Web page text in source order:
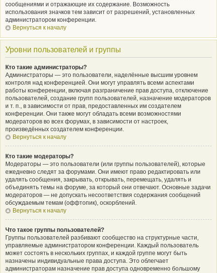
сообщениями и отражающие их содержание. Возможность
использования значков тем зависит от разрешений, установленных
администратором конференции.
Вернуться к началу
Уровни пользователей и группы
Кто такие администраторы?
Администраторы — это пользователи, наделённые высшим уровнем
контроля над конференцией. Они могут управлять всеми аспектами
работы конференции, включая разграничение прав доступа, отключение
пользователей, создание групп пользователей, назначение модераторов
и т. п., в зависимости от прав, предоставленных им создателем
конференции. Они также могут обладать всеми возможностями
модераторов во всех форумах, в зависимости от настроек,
произведённых создателем конференции.
Вернуться к началу
Кто такие модераторы?
Модераторы — это пользователи (или группы пользователей), которые
ежедневно следят за форумами. Они имеют право редактировать или
удалять сообщения, закрывать, открывать, перемещать, удалять и
объединять темы на форуме, за который они отвечают. Основные задачи
модераторов — не допускать несоответствия содержания сообщений
обсуждаемым темам (оффтопик), оскорблений.
Вернуться к началу
Что такое группы пользователей?
Группы пользователей разбивают сообщество на структурные части,
управляемые администратором конференции. Каждый пользователь
может состоять в нескольких группах, и каждой группе могут быть
назначены индивидуальные права доступа. Это облегчает
администраторам назначение прав доступа одновременно большому